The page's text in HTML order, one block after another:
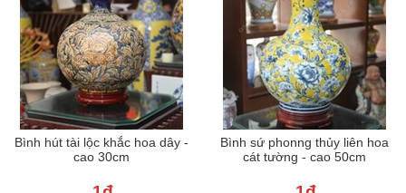
Bình hút tài lộc khắc hoa dây -
cao 30cm
Bình sứ phonng thủy liên hoa
cát tường - cao 50cm